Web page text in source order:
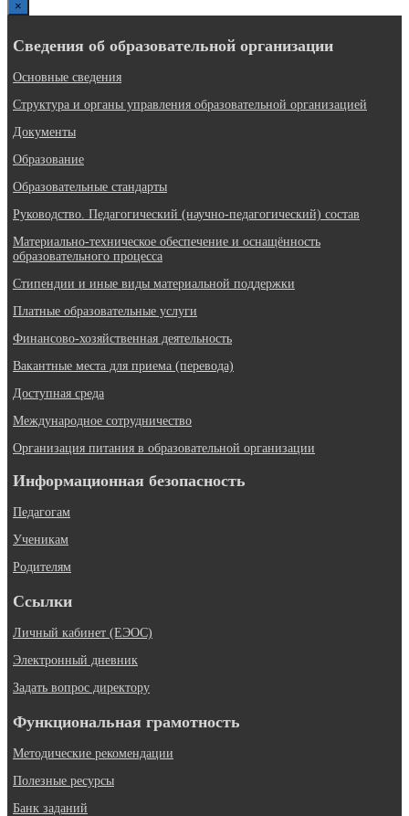
×
Сведения об образовательной организации
Основные сведения
Структура и органы управления образовательной организацией
Документы
Образование
Образовательные стандарты
Руководство. Педагогический (научно-педагогический) состав
Материально-техническое обеспечение и оснащённость
образовательного процесса
Стипендии и иные виды материальной поддержки
Платные образовательные услуги
Финансово-хозяйственная деятельность
Вакантные места для приема (перевода)
Доступная среда
Международное сотрудничество
Организация питания в образовательной организации
Информационная безопасность
Педагогам
Ученикам
Родителям
Ссылки
Личный кабинет (ЕЭОС)
Электронный дневник
Задать вопрос директору
Функциональная грамотность
Методические рекомендации
Полезные ресурсы
Банк заданий